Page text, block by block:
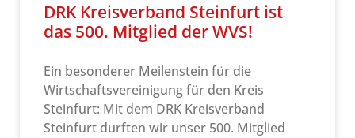
DRK Kreisverband Steinfurt ist
das 500. Mitglied der WVS!
Ein besonderer Meilenstein für die
Wirtschaftsvereinigung für den Kreis
Steinfurt: Mit dem DRK Kreisverband
Steinfurt durften wir unser 500. Mitglied